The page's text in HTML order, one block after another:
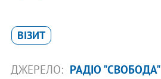
ВІЗИТ
ДЖЕРЕЛО: РАДІО "СВОБОДА"